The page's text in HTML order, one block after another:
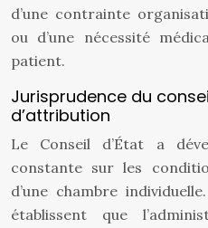
d’une contrainte
ou d’une nécessité
patient.
Jurisprudence du
d’attribution
Le Conseil d’État a
constante sur les
d’une chambre
établissent que